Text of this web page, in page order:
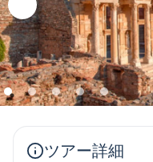
ツアー詳細